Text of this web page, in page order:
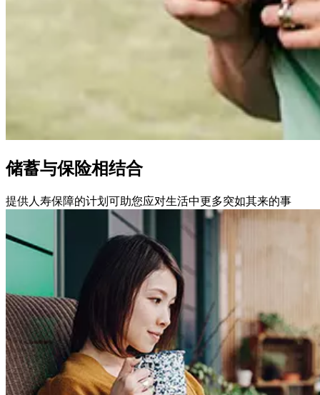
储蓄与保险相结合
提供人寿保障的计划可助您应对生活中更多突如其来的事